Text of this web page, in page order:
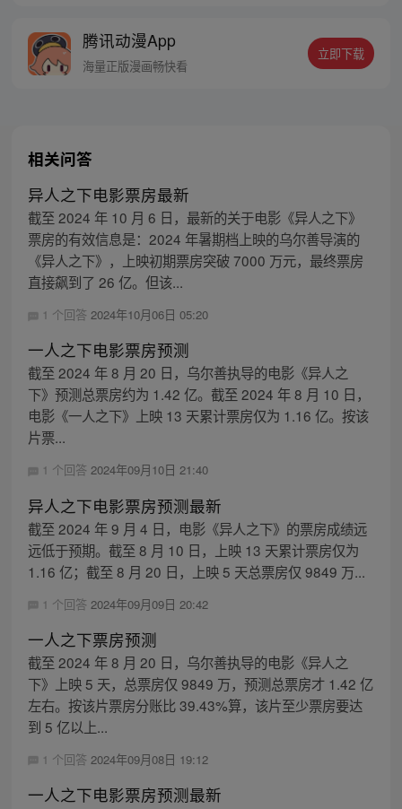
密，张楚岚的生活被彻底颠覆，与冯宝宝一
同踏上“异人”之旅。
腾讯动漫App
海量正版漫画畅快看
立即下载
相关问答
异人之下电影票房最新
截至 2024 年 10 月 6 日，最新的关于电影《异人之下》
票房的有效信息是：2024 年暑期档上映的乌尔善导演的
《异人之下》，上映初期票房突破 7000 万元，最终票房
直接飙到了 26 亿。但该...
1 个回答 2024年10月06日 05:20
一人之下电影票房预测
截至 2024 年 8 月 20 日，乌尔善执导的电影《异人之
下》预测总票房约为 1.42 亿。截至 2024 年 8 月 10 日，
电影《一人之下》上映 13 天累计票房仅为 1.16 亿。按该
片票...
1 个回答 2024年09月10日 21:40
异人之下电影票房预测最新
截至 2024 年 9 月 4 日，电影《异人之下》的票房成绩远
远低于预期。截至 8 月 10 日，上映 13 天累计票房仅为
1.16 亿；截至 8 月 20 日，上映 5 天总票房仅 9849 万...
1 个回答 2024年09月09日 20:42
一人之下票房预测
截至 2024 年 8 月 20 日，乌尔善执导的电影《异人之
下》上映 5 天，总票房仅 9849 万，预测总票房才 1.42 亿
左右。按该片票房分账比 39.43%算，该片至少票房要达
到 5 亿以上...
1 个回答 2024年09月08日 19:12
一人之下电影票房预测最新